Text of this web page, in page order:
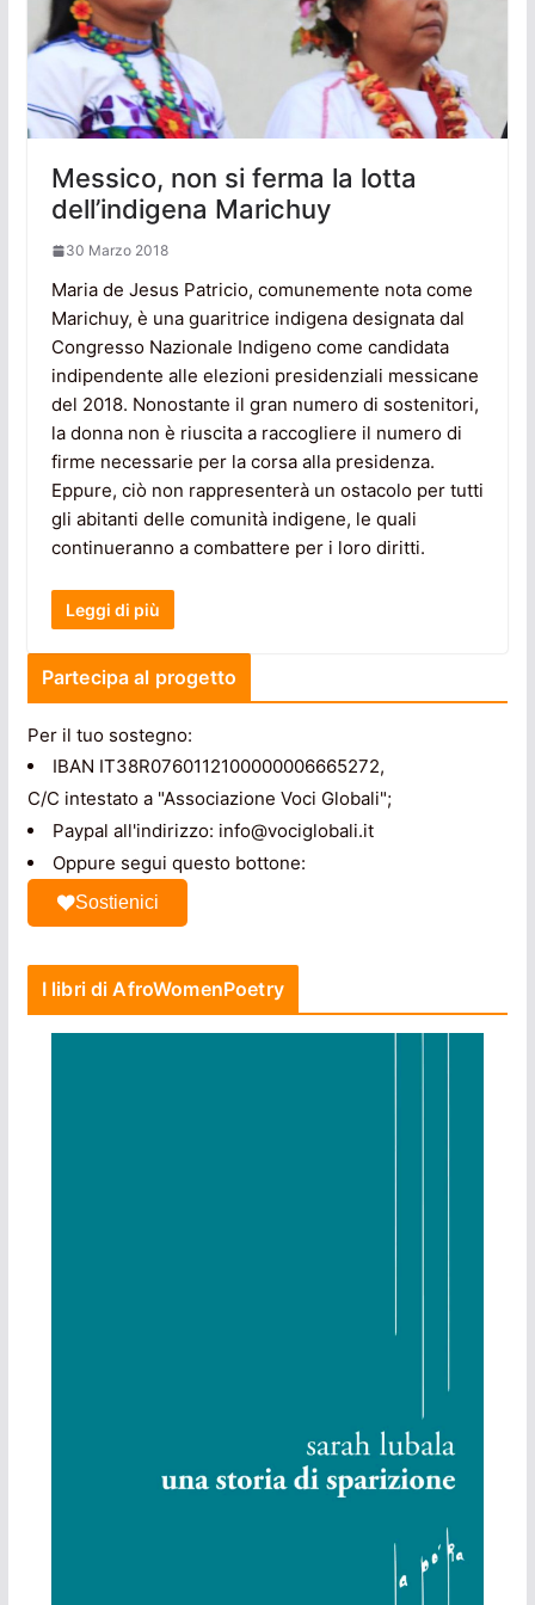
Messico, non si ferma la lotta
dell’indigena Marichuy
30 Marzo 2018
Maria de Jesus Patricio, comunemente nota come
Marichuy, è una guaritrice indigena designata dal
Congresso Nazionale Indigeno come candidata
indipendente alle elezioni presidenziali messicane
del 2018. Nonostante il gran numero di sostenitori,
la donna non è riuscita a raccogliere il numero di
firme necessarie per la corsa alla presidenza.
Eppure, ciò non rappresenterà un ostacolo per tutti
gli abitanti delle comunità indigene, le quali
continueranno a combattere per i loro diritti.
Leggi di più
Partecipa al progetto
Per il tuo sostegno:
IBAN IT38R0760112100000006665272,
C/C intestato a "Associazione Voci Globali";
Paypal all'indirizzo: info@vociglobali.it
Oppure segui questo bottone:
Sostienici
I libri di AfroWomenPoetry